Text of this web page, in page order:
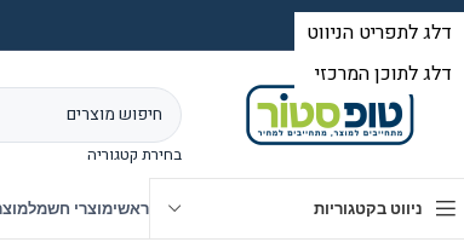
בחירת קטגוריה
ניווט בקטגוריות ראשימוצרי חשמל